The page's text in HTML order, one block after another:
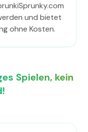
und bietet
ohne Kosten.
Spielen, kein